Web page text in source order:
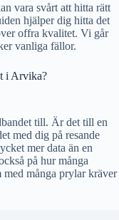
vara svårt att hitta rätt
hjälper dig hitta det
offra kvalitet. Vi går
vanliga fällor.
i Arvika?
till. Är det till en
med dig på resande
mer data än en
på hur många
med många prylar kräver